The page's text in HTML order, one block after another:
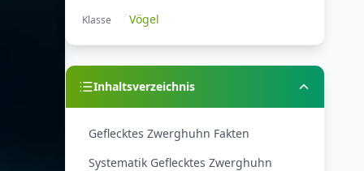
Klasse Vögel
Inhaltsverzeichnis
Geflecktes Zwerghuhn Fakten
Systematik Geflecktes Zwerghuhn